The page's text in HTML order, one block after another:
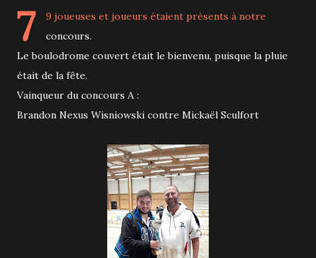
7
9 joueuses et joueurs étaient présents à notre
concours.
Le boulodrome couvert était le bienvenu, puisque la pluie
était de la fête.
Vainqueur du concours A :
Brandon Nexus Wisniowski contre Mickaël Sculfort